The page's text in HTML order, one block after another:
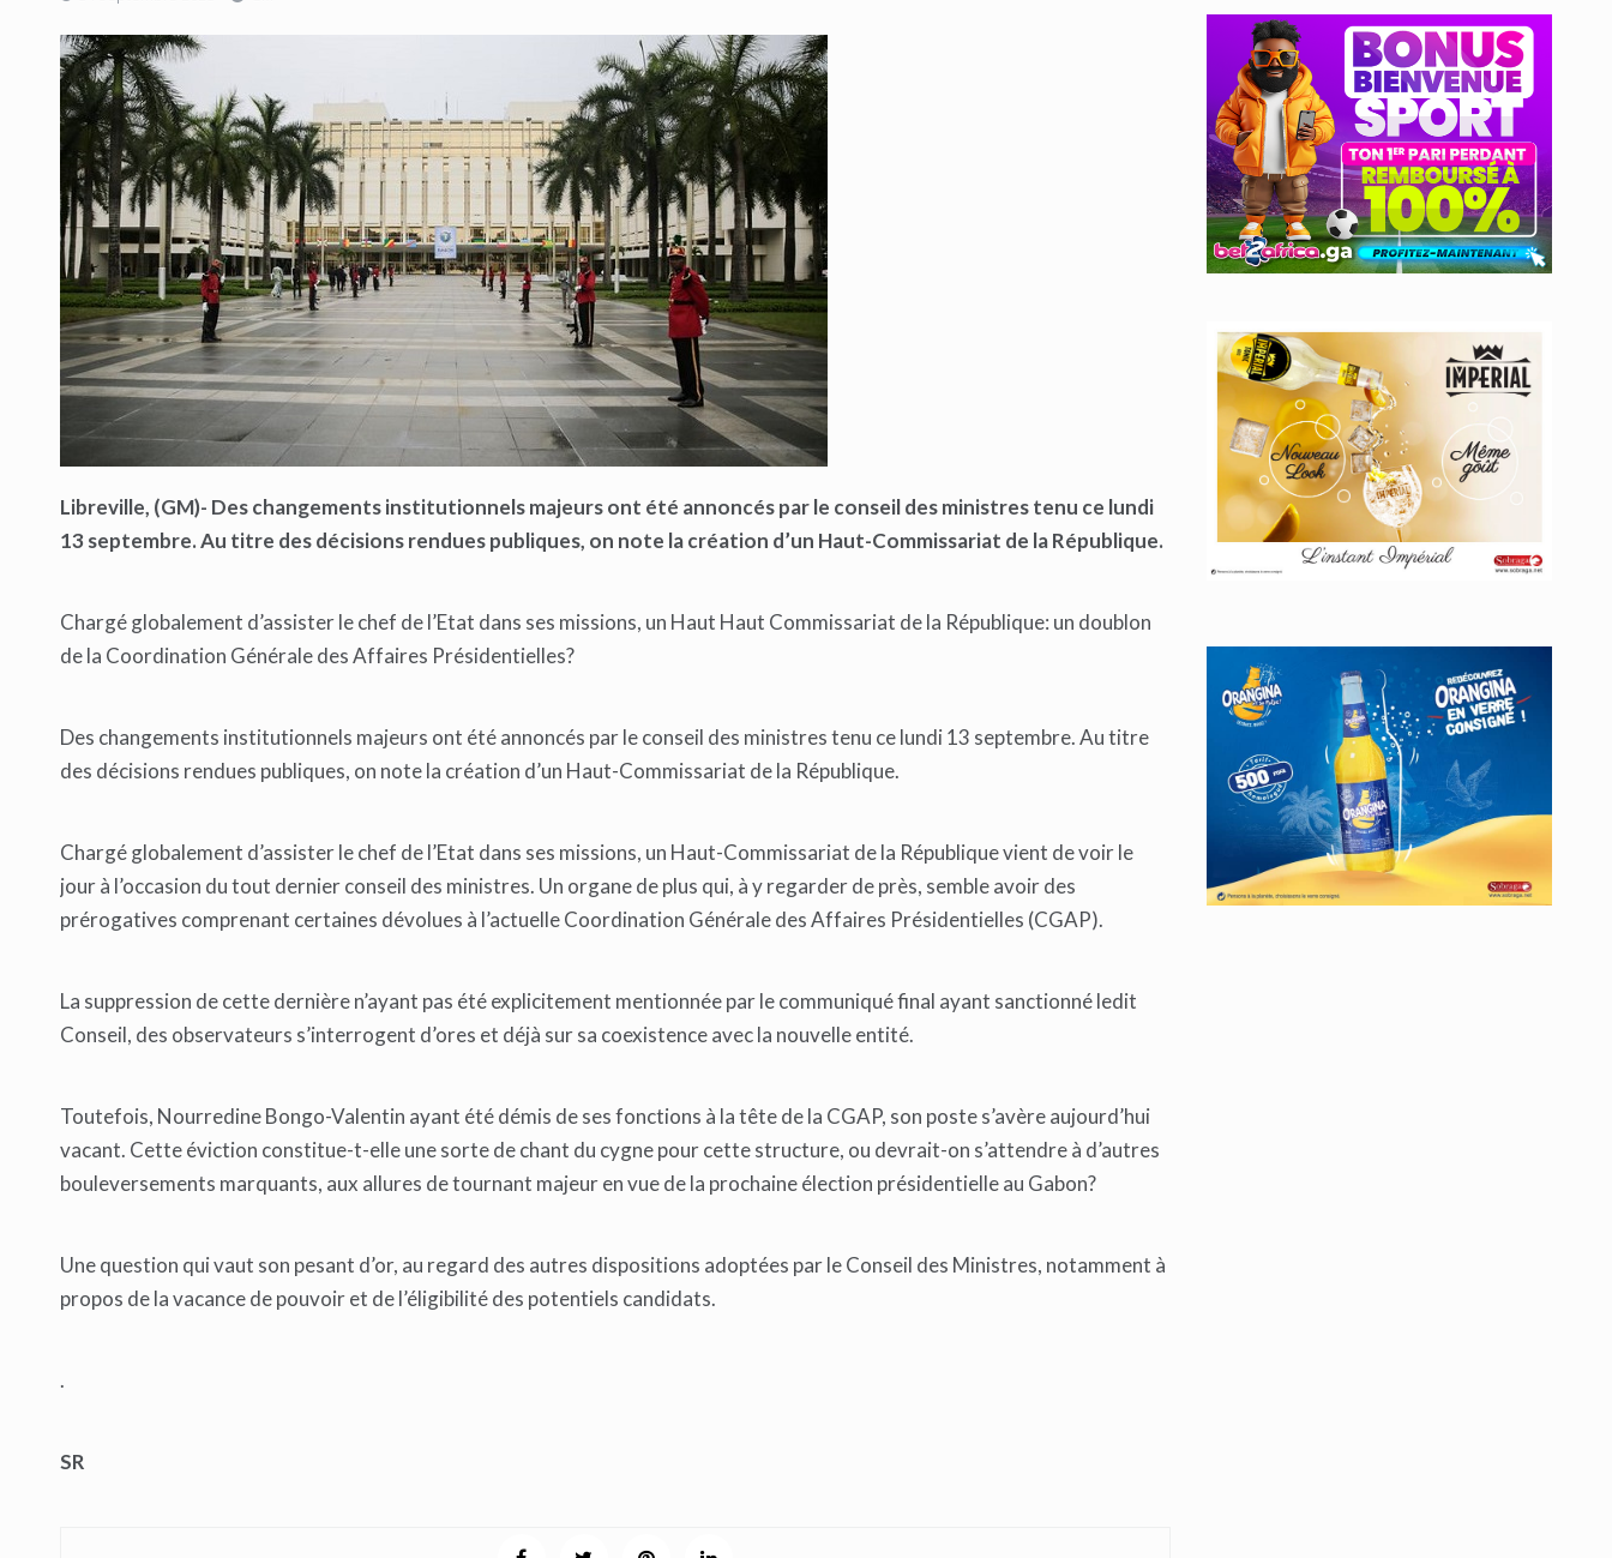
Libreville, (GM)- Des changements institutionnels majeurs ont été annoncés par le conseil des ministres tenu ce lundi
13 septembre. Au titre des décisions rendues publiques, on note la création d’un Haut-Commissariat de la République.
Chargé globalement d’assister le chef de l’Etat dans ses missions, un Haut Haut Commissariat de la République: un doublon
de la Coordination Générale des Affaires Présidentielles?
Des changements institutionnels majeurs ont été annoncés par le conseil des ministres tenu ce lundi 13 septembre. Au titre
des décisions rendues publiques, on note la création d’un Haut-Commissariat de la République.
Chargé globalement d’assister le chef de l’Etat dans ses missions, un Haut-Commissariat de la République vient de voir le
jour à l’occasion du tout dernier conseil des ministres. Un organe de plus qui, à y regarder de près, semble avoir des
prérogatives comprenant certaines dévolues à l’actuelle Coordination Générale des Affaires Présidentielles (CGAP).
La suppression de cette dernière n’ayant pas été explicitement mentionnée par le communiqué final ayant sanctionné ledit
Conseil, des observateurs s’interrogent d’ores et déjà sur sa coexistence avec la nouvelle entité.
Toutefois, Nourredine Bongo-Valentin ayant été démis de ses fonctions à la tête de la CGAP, son poste s’avère aujourd’hui
vacant. Cette éviction constitue-t-elle une sorte de chant du cygne pour cette structure, ou devrait-on s’attendre à d’autres
bouleversements marquants, aux allures de tournant majeur en vue de la prochaine élection présidentielle au Gabon?
Une question qui vaut son pesant d’or, au regard des autres dispositions adoptées par le Conseil des Ministres, notamment à
propos de la vacance de pouvoir et de l’éligibilité des potentiels candidats.
.
SR